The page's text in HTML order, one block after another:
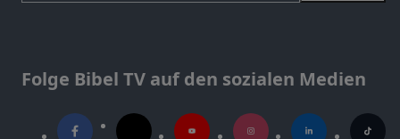
Folge Bibel TV auf den sozialen Medien